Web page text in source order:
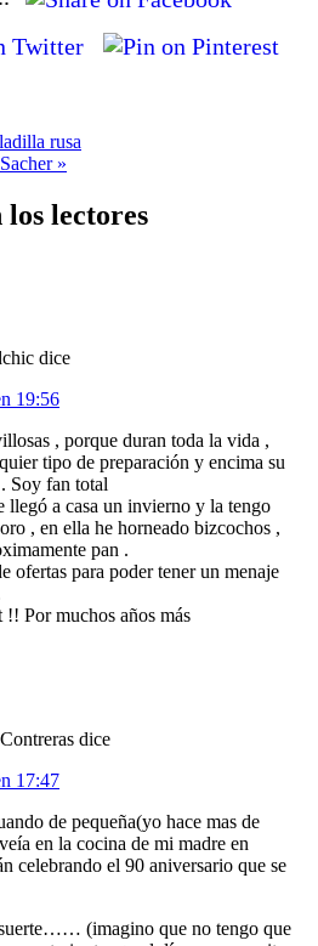
rusa
»
lectores
dice
19:56
, porque duran toda la vida ,
tipo de preparación y encima su
Soy fan total
llegó a casa un invierno y la tengo
, en ella he horneado bizcochos ,
pan .
ofertas para poder tener un menaje
Por muchos años más
dice
17:47
de pequeña(yo hace mas de
en la cocina de mi madre en
celebrando el 90 aniversario que se
(imagino que no tengo que